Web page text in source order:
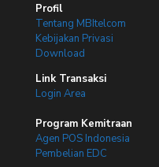
Profil
Tentang MBItelcom
Kebijakan Privasi
Download
Link Transaksi
Login Area
Program Kemitraan
Agen POS Indonesia
Pembelian EDC